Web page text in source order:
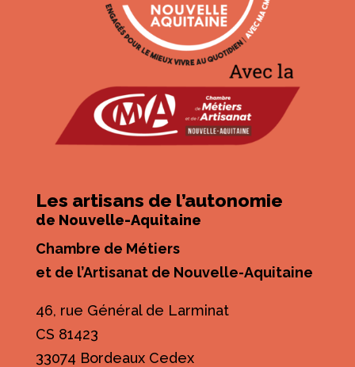
Les artisans de l’autonomie
de Nouvelle-Aquitaine
Chambre de Métiers
et de l’Artisanat de Nouvelle-Aquitaine
46, rue Général de Larminat
CS 81423
33074 Bordeaux Cedex